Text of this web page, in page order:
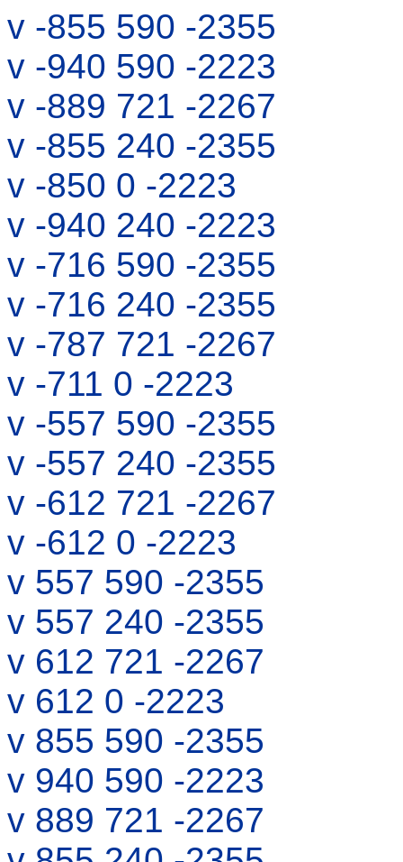
v -855 590 -2355
v -940 590 -2223
v -889 721 -2267
v -855 240 -2355
v -850 0 -2223
v -940 240 -2223
v -716 590 -2355
v -716 240 -2355
v -787 721 -2267
v -711 0 -2223
v -557 590 -2355
v -557 240 -2355
v -612 721 -2267
v -612 0 -2223
v 557 590 -2355
v 557 240 -2355
v 612 721 -2267
v 612 0 -2223
v 855 590 -2355
v 940 590 -2223
v 889 721 -2267